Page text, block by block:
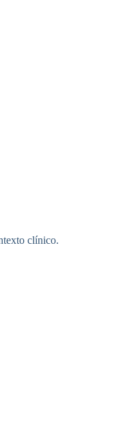
clínico.